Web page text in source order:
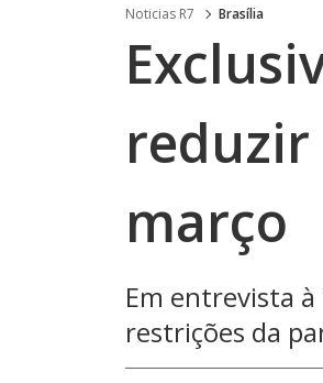
Noticias R7 Brasília
março
Em entrevista
restrições da